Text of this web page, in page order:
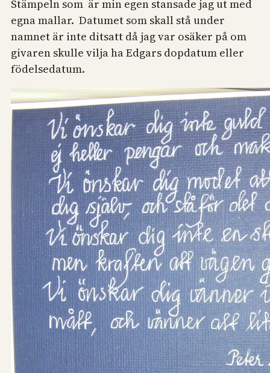
Stämpeln som är min egen stansade jag ut med
egna mallar. Datumet som skall stå under
namnet är inte ditsatt då jag var osäker på om
givaren skulle vilja ha Edgars dopdatum eller
födelsedatum.